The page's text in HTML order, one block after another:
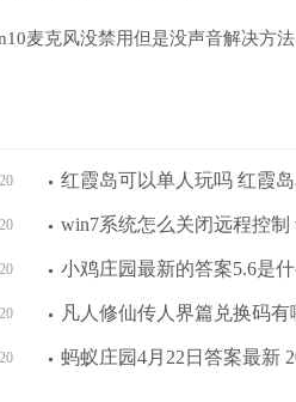
麦克风没禁用但是没声音解决方法